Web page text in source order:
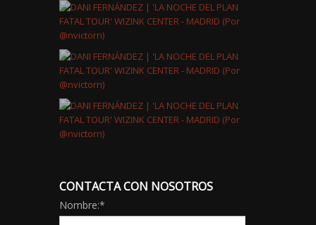
CONTACTA CON NOSOTROS
Nombre:*